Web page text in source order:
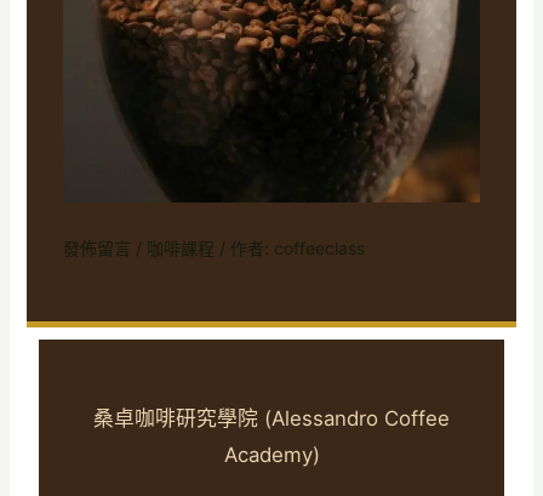
發佈留言 / 咖啡課程 / 作者: coffeeclass
桑卓咖啡研究學院 (Alessandro Coffee
Academy)